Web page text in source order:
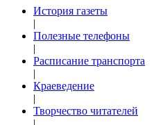
История газеты
|
Полезные телефоны
|
Расписание транспорта
|
Краеведение
|
Творчество читателей